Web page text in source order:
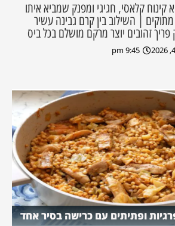
קינוח קלאסי, חגיגי ומפנק שמביא איתו
מתוקים | השילוב בין קרם גבינה עשיר
פריך זהובים יוצר מרקם מושלם בכל ביס
9:45 pm
ופתיתים עם כרישה בסיר אחד